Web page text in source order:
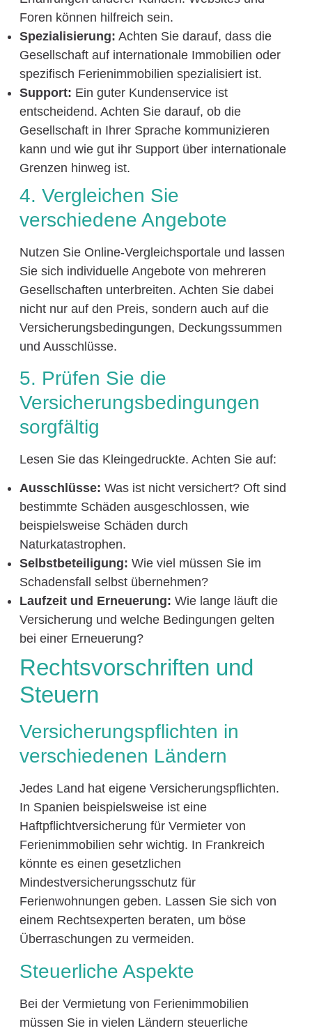
Foren können hilfreich sein.
Spezialisierung: Achten Sie darauf, dass die
Gesellschaft auf internationale Immobilien oder
spezifisch Ferienimmobilien spezialisiert ist.
Support: Ein guter Kundenservice ist
entscheidend. Achten Sie darauf, ob die
Gesellschaft in Ihrer Sprache kommunizieren
kann und wie gut ihr Support über internationale
Grenzen hinweg ist.
4. Vergleichen Sie
verschiedene Angebote
Nutzen Sie Online-Vergleichsportale und lassen
Sie sich individuelle Angebote von mehreren
Gesellschaften unterbreiten. Achten Sie dabei
nicht nur auf den Preis, sondern auch auf die
Versicherungsbedingungen, Deckungssummen
und Ausschlüsse.
5. Prüfen Sie die
Versicherungsbedingungen
sorgfältig
Lesen Sie das Kleingedruckte. Achten Sie auf:
Ausschlüsse: Was ist nicht versichert? Oft sind
bestimmte Schäden ausgeschlossen, wie
beispielsweise Schäden durch
Naturkatastrophen.
Selbstbeteiligung: Wie viel müssen Sie im
Schadensfall selbst übernehmen?
Laufzeit und Erneuerung: Wie lange läuft die
Versicherung und welche Bedingungen gelten
bei einer Erneuerung?
Rechtsvorschriften und
Steuern
Versicherungspflichten in
verschiedenen Ländern
Jedes Land hat eigene Versicherungspflichten.
In Spanien beispielsweise ist eine
Haftpflichtversicherung für Vermieter von
Ferienimmobilien sehr wichtig. In Frankreich
könnte es einen gesetzlichen
Mindestversicherungsschutz für
Ferienwohnungen geben. Lassen Sie sich von
einem Rechtsexperten beraten, um böse
Überraschungen zu vermeiden.
Steuerliche Aspekte
Bei der Vermietung von Ferienimmobilien
müssen Sie in vielen Ländern steuerliche